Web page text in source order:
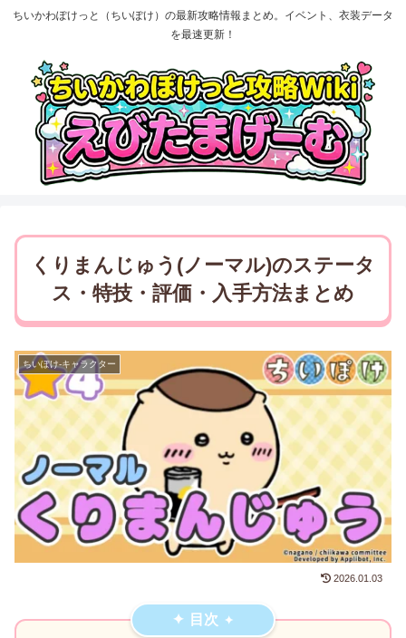
ちいかわぽけっと（ちいぽけ）の最新攻略情報まとめ。イベント、衣装データ
を最速更新！
くりまんじゅう(ノーマル)のステータ
ス・特技・評価・入手方法まとめ
ちいぽけ-キャラクター
2026.01.03
目次